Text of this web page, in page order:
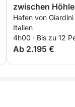
zwischen
Schnorcheln in
Hafen von
Italien
4h00 · Bis zu 12
Ab 2.195 €